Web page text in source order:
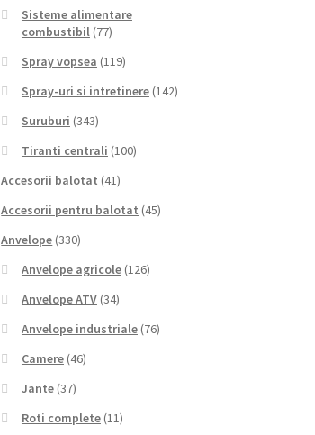
Sisteme alimentare
combustibil (77)
Spray vopsea (119)
Spray-uri si intretinere (142)
Suruburi (343)
Tiranti centrali (100)
Accesorii balotat (41)
Accesorii pentru balotat (45)
Anvelope (330)
Anvelope agricole (126)
Anvelope ATV (34)
Anvelope industriale (76)
Camere (46)
Jante (37)
Roti complete (11)